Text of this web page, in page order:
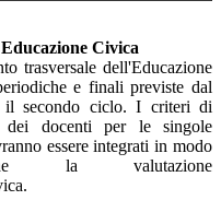
Civica
trasversale dell'Educazione
e finali previste dal
secondo ciclo. I criteri di
dei docenti per le singole
essere integrati in modo
la valutazione